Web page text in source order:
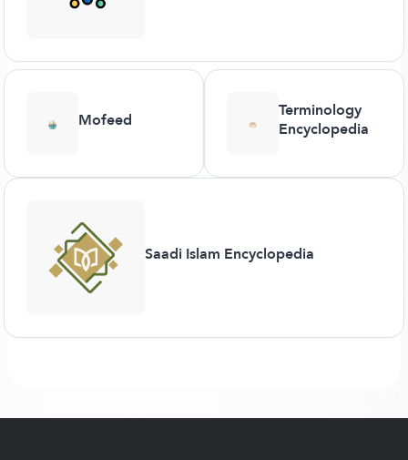
Mofeed Terminology
Encyclopedia
Saadi Islam Encyclopedia